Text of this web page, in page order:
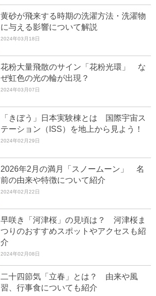
黄砂が飛来する時期の洗濯方法・洗濯物
に与える影響について解説
2024年03月18日
花粉大量飛散のサイン「花粉光環」 な
ぜ虹色の光の輪が出現？
2024年03月07日
「きぼう」日本実験棟とは 国際宇宙ス
テーション（ISS）を地上から見よう！
2024年02月29日
2026年2月の満月「スノームーン」 名
前の由来や特徴について紹介
2024年02月22日
早咲き「河津桜」の見頃は？ 河津桜ま
つりのおすすめスポットやアクセスも紹
介
2024年02月08日
二十四節気「立春」とは？ 由来や風
習、行事食についても紹介